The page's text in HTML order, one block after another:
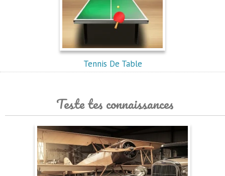
Tennis De Table
Teste tes connaissances